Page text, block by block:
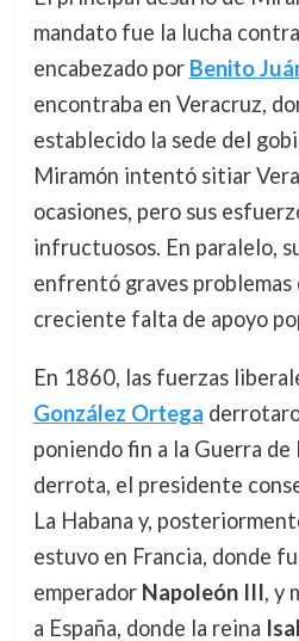
mandato fue la lucha
encabezado por Benito
encontraba en Veracruz,
establecido la sede del
Miramón intentó sitiar
ocasiones, pero sus
infructuosos. En paralelo,
enfrentó graves problemas
creciente falta de apoyo
En 1860, las fuerzas
González Ortega
poniendo fin a la Guerra de
derrota, el presidente
La Habana y,
estuvo en Francia, donde
emperador Napoleón III, y
a España, donde la reina